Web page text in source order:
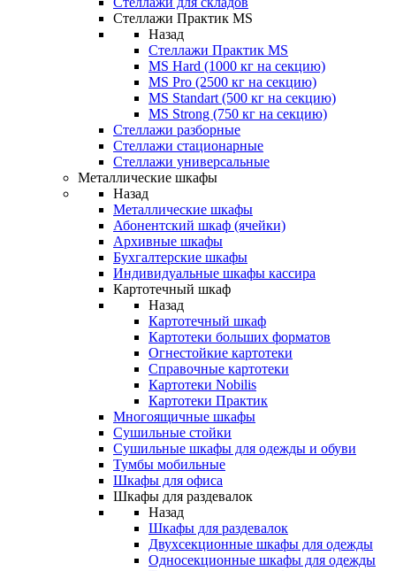
Стеллажи Практик MS
Назад
Стеллажи Практик MS
MS Hard (1000 кг на секцию)
MS Pro (2500 кг на секцию)
MS Standart (500 кг на секцию)
MS Strong (750 кг на секцию)
Стеллажи разборные
Стеллажи стационарные
Стеллажи универсальные
Металлические шкафы
Назад
Металлические шкафы
Абонентский шкаф (ячейки)
Архивные шкафы
Бухгалтерские шкафы
Индивидуальные шкафы кассира
Картотечный шкаф
Назад
Картотечный шкаф
Картотеки больших форматов
Огнестойкие картотеки
Справочные картотеки
Картотеки Nobilis
Картотеки Практик
Многоящичные шкафы
Сушильные стойки
Сушильные шкафы для одежды и обуви
Тумбы мобильные
Шкафы для офиса
Шкафы для раздевалок
Назад
Шкафы для раздевалок
Двухсекционные шкафы для одежды
Односекционные шкафы для одежды